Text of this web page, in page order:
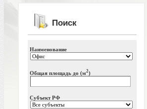
Поиск
Наименование
Общая площадь до (м2)
Субъект РФ